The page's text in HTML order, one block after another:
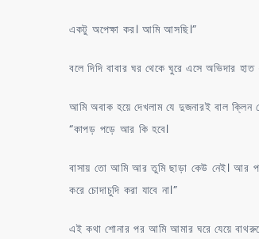
একটু অপেক্ষা কর। আমি আসছি।”
বলে দিদি বাবার ঘর থেকে ঘুরে এসে অভিদার
আমি অবাক হয়ে দেখলাম যে দুজনারই বাল ক্লিন
“কাপড় পড়ে আর কি হবে।
বাসায় তো আমি আর তুমি ছাড়া কেউ নেই। আর
করে চোদাচুদি করা যাবে না।”
এই কথা শোনার পর আমি আমার ঘরে যেয়ে